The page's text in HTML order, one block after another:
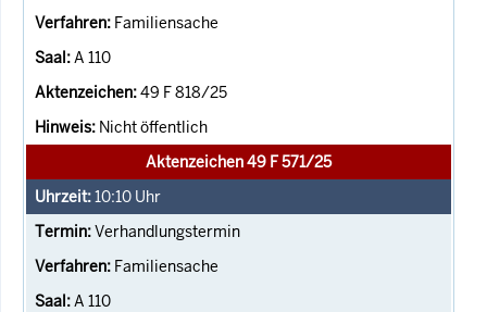
Familiensache
A 110
49 F 818/25
Nicht öffentlich
Aktenzeichen 49 F 571/25
10:10 Uhr
Verhandlungstermin
Familiensache
A 110